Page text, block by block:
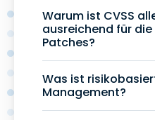
Warum ist CVSS
ausreichend für
Patches?
Was ist
Management?